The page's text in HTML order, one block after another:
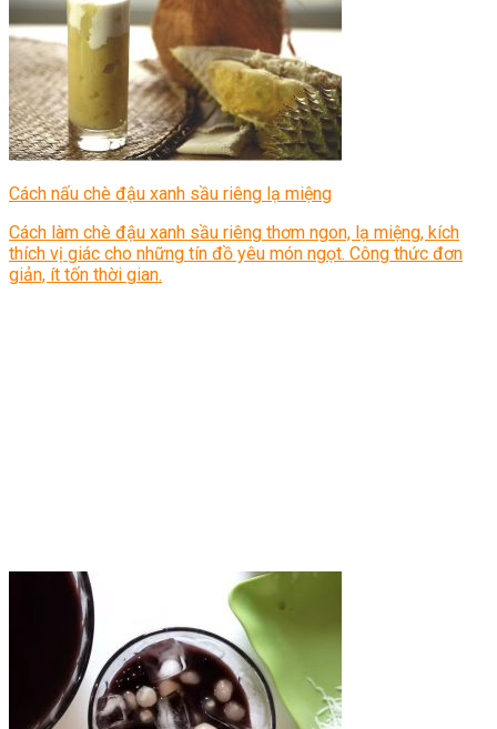
Cách nấu chè đậu xanh sầu riêng lạ miệng
Cách làm chè đậu xanh sầu riêng thơm ngon, lạ miệng, kích
thích vị giác cho những tín đồ yêu món ngọt. Công thức đơn
giản, ít tốn thời gian.